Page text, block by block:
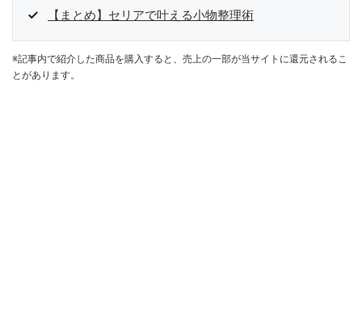
【まとめ】セリアで叶える小物整理術
※記事内で紹介した商品を購入すると、売上の一部が当サイトに還元されるこ
とがあります。